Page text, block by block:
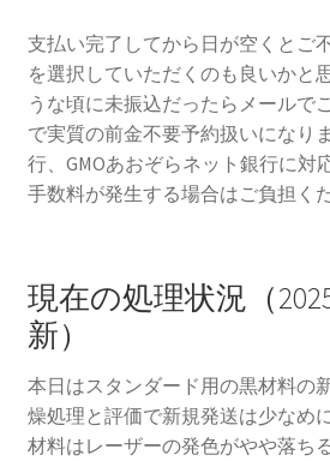
支払い完了してから日が空くとご
を選択していただくのも良いかと
うな頃に未振込だったらメールで
で実質の前金不要予約扱いになり
行、GMOあおぞらネット銀行に対
手数料が発生する場合はご負担く
現在の処理状況（
新）
本日はスタンダード用の黒材料の
燥処理と評価で新規発送は少なめ
材料はレーザーの発色がやや落ち